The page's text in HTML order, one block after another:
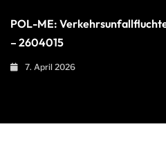
POL-ME:
– 2604015
7. April 2026